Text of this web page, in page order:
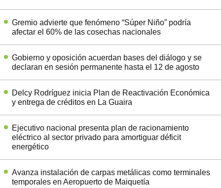
Gremio advierte que fenómeno “Súper Niño” podría
afectar el 60% de las cosechas nacionales
Gobierno y oposición acuerdan bases del diálogo y se
declaran en sesión permanente hasta el 12 de agosto
Delcy Rodríguez inicia Plan de Reactivación Económica
y entrega de créditos en La Guaira
Ejecutivo nacional presenta plan de racionamiento
eléctrico al sector privado para amortiguar déficit
energético
Avanza instalación de carpas metálicas como terminales
temporales en Aeropuerto de Maiquetía